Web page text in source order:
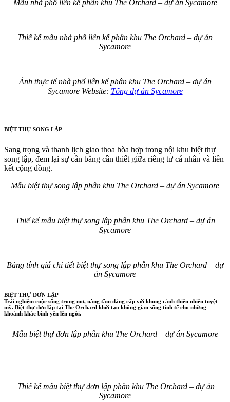
Mẫu nhà phố liên kế phân khu The Orchard – dự án Sycamore
Thiế kế mẫu nhà phố liên kế phân khu The Orchard – dự án
Sycamore
Ảnh thực tế nhà phố liên kế phân khu The Orchard – dự án
Sycamore Website: Tổng dự án Sycamore
BIỆT THỰ SONG LẬP
Sang trọng và thanh lịch giao thoa hòa hợp trong nội khu biệt thự
song lập, đem lại sự cân bằng cần thiết giữa riêng tư cá nhân và liên
kết cộng đồng.
Mẫu biệt thự song lập phân khu The Orchard – dự án Sycamore
Thiế kế mẫu biệt thự song lập phân khu The Orchard – dự án
Sycamore
Bảng tính giá chi tiết biệt thự song lập phân khu The Orchard – dự
án Sycamore
BIỆT THỰ ĐƠN LẬP
Trải nghiệm cuộc sống trong mơ, nâng tầm đẳng cấp với khung cảnh thiên nhiên tuyệt
mỹ. Biệt thự đơn lập tại The Orchard khởi tạo không gian sống tinh tế cho những
khoảnh khắc bình yên lên ngôi.
Mẫu biệt thự đơn lập phân khu The Orchard – dự án Sycamore
Thiế kế mẫu biệt thự đơn lập phân khu The Orchard – dự án
Sycamore